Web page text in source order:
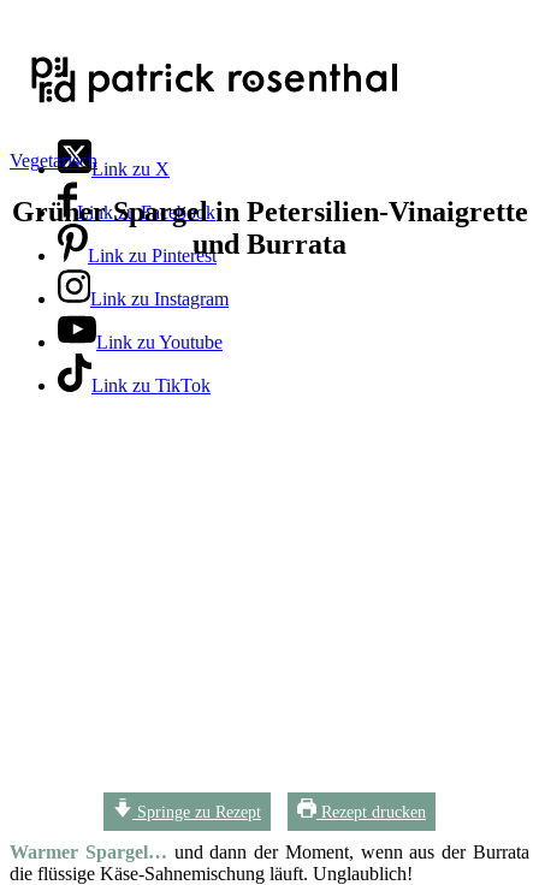
Link zu X
Link zu Facebook
Link zu Pinterest
Link zu Instagram
Link zu Youtube
Link zu TikTok
Vegetarisch
Grüner Spargel in Petersilien-Vinaigrette
und Burrata
Springe zu Rezept Rezept drucken
Warmer Spargel… und dann der Moment, wenn aus der Burrata
die flüssige Käse-Sahnemischung läuft. Unglaublich!